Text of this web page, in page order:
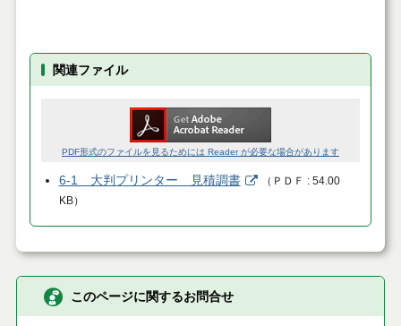
関連ファイル
PDF形式のファイルを見るためには Reader が必要な場合があります
6-1 大判プリンター 見積調書 （ ＰＤＦ
54.00
KB）
このページに関するお問合せ